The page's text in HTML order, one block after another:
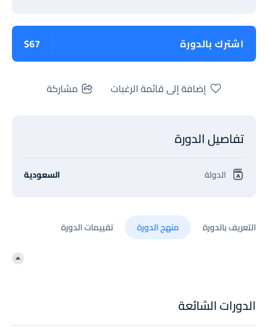
التعريف بالدورة منهج الدورة تقييمات الدورة
اشترك بالدورة $67
إضافة إلى قائمة الرغبات مشاركة
تفاصيل الدورة
الدولة السعودية
الدورات الشائعة